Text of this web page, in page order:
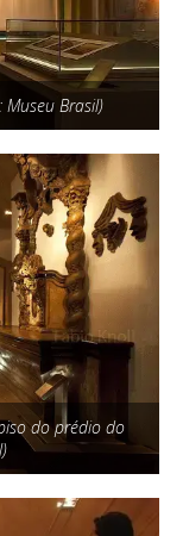
Brasil)
do prédio do